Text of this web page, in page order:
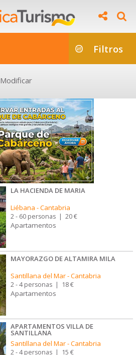
Filtros
Modificar
LA HACIENDA DE MARIA
Liébana -Cantabria
2 - 60 personas | 20 €
Apartamentos
MAYORAZGO DE ALTAMIRA MILA
Santillana del Mar-Cantabria
2 - 4 personas | 18 €
Apartamentos
APARTAMENTOS VILLA DE
SANTILLANA
Santillana del Mar-Cantabria
2 - 4 personas 15 €